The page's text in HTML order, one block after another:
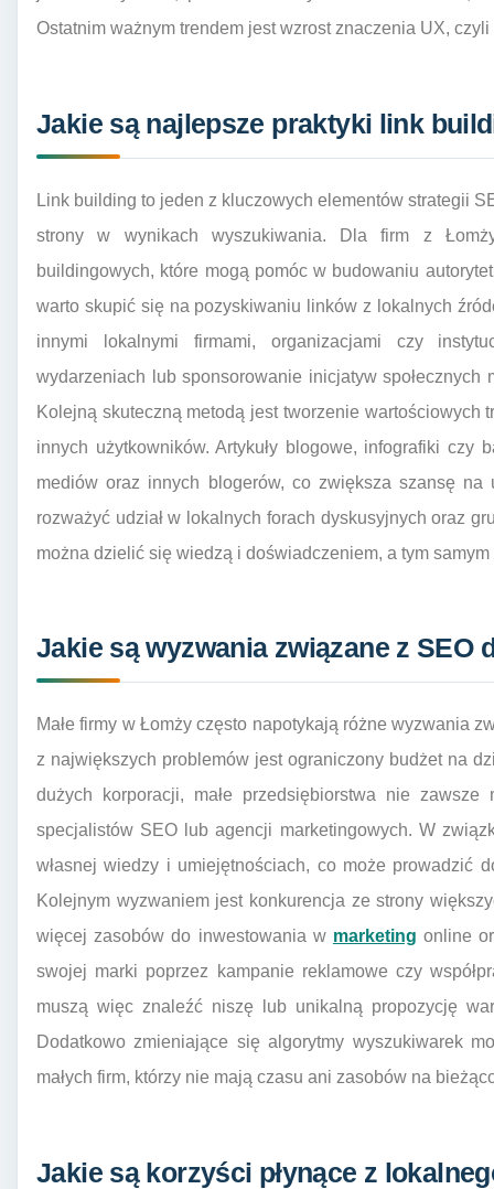
Ostatnim ważnym trendem jest wzrost znaczenia UX,
Jakie są najlepsze praktyki link
Link building to jeden z kluczowych elementów strategii
strony w wynikach wyszukiwania. Dla firm z
buildingowych, które mogą pomóc w budowaniu
warto skupić się na pozyskiwaniu linków z lokalnych
innymi lokalnymi firmami, organizacjami czy
wydarzeniach lub sponsorowanie inicjatyw
Kolejną skuteczną metodą jest tworzenie wartościowych
innych użytkowników. Artykuły blogowe, infografiki czy
mediów oraz innych blogerów, co zwiększa szansę na
rozważyć udział w lokalnych forach dyskusyjnych oraz
można dzielić się wiedzą i doświadczeniem, a tym
Jakie są wyzwania związane z SEO
Małe firmy w Łomży często napotykają różne wyzwania
z największych problemów jest ograniczony budżet na
dużych korporacji, małe przedsiębiorstwa nie
specjalistów SEO lub agencji marketingowych. W
własnej wiedzy i umiejętnościach, co może prowadzić
Kolejnym wyzwaniem jest konkurencja ze strony
więcej zasobów do inwestowania w marketing online
swojej marki poprzez kampanie reklamowe czy
muszą więc znaleźć niszę lub unikalną propozycję
Dodatkowo zmieniające się algorytmy wyszukiwarek
małych firm, którzy nie mają czasu ani zasobów na
Jakie są korzyści płynące z